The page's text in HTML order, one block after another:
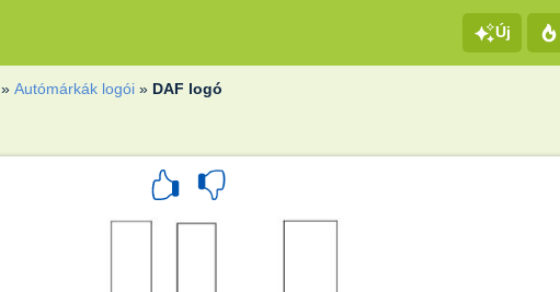
Új
»Autómárkák logói » DAF logó